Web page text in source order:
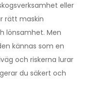
eller
rätt maskin
lönsamhet. Men
kännas som en
och riskerna lurar
du säkert och